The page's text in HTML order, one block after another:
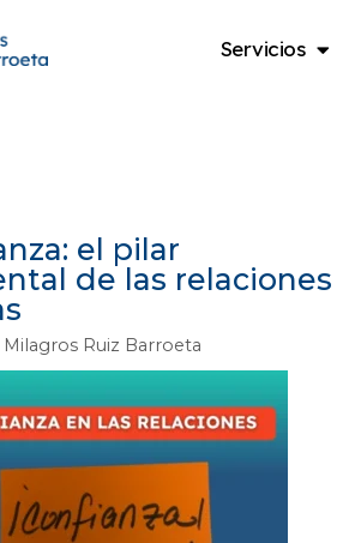
Servicios
el pilar
de las relaciones
Milagros Ruiz Barroeta